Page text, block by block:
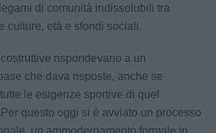
di comunità indissolubili tra
culture, età e sfondi sociali.
costruttive rispondevano a un
che dava risposte, anche se
le esigenze sportive di quel
questo oggi si è avviato un processo